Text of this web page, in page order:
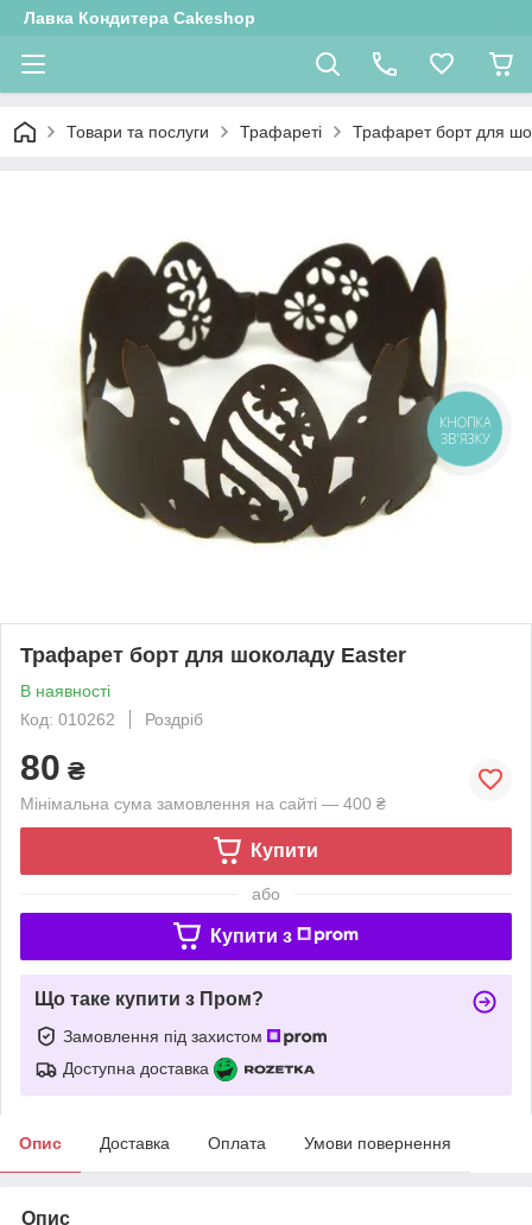
Лавка Кондитера Cakeshop
Товари та послуги Трафареті Трафарет борт для
Трафарет борт для шоколаду Easter
В наявності
Код: 010262
Роздріб
80 ₴
Мінімальна сума замовлення на сайті — 400 ₴
Купити
або
Купити з
Що таке купити з Пром?
Замовлення під захистом
Доступна доставка
Опис Доставка Оплата Умови повернення
Опис
КНОПКА
ЗВ'ЯЗКУ